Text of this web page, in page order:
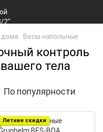
дома Весы напольные
контроль
тела
По популярности
Летние скидки